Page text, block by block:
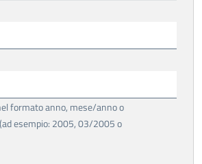
formato anno, mese/anno o
esempio: 2005, 03/2005 o